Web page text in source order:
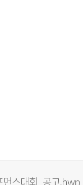
스대회_공고.hwp